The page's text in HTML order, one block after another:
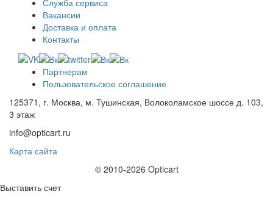
Служба сервиса
Вакансии
Доставка и оплата
Контакты
Партнерам
Пользовательское соглашение
125371, г. Москва, м. Тушинская, Волоколамское шоссе д. 103,
3 этаж
info@opticart.ru
Карта сайта
© 2010-2026 Opticart
Выставить счет